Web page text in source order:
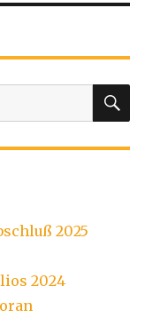
2025
2024